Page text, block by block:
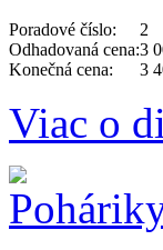
Poradové číslo:
2
Odhadovaná cena:3
Konečná cena:
3
Viac o